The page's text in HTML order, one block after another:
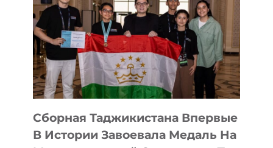
ПРЕДСТАВИЛИ
АРТ-
ФИЛЬМ
TENGRIDA:
CYBER
STEPPE
Сборная Таджикистана Впервые
В Истории Завоевала Медаль На